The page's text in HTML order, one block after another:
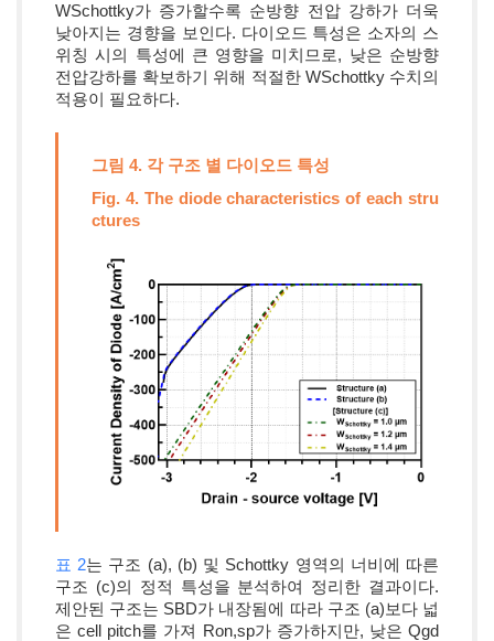
WSchottky가 증가할수록 순방향 전압 강하가 더욱
낮아지는 경향을 보인다. 다이오드 특성은 소자의 스
위칭 시의 특성에 큰 영향을 미치므로, 낮은 순방향
전압강하를 확보하기 위해 적절한 WSchottky 수치의
적용이 필요하다.
그림 4. 각 구조 별 다이오드 특성
Fig. 4. The diode characteristics of each stru
ctures
표 2는 구조 (a), (b) 및 Schottky 영역의 너비에 따른
구조 (c)의 정적 특성을 분석하여 정리한 결과이다.
제안된 구조는 SBD가 내장됨에 따라 구조 (a)보다 넓
은 cell pitch를 가져 Ron,sp가 증가하지만, 낮은 Qgd